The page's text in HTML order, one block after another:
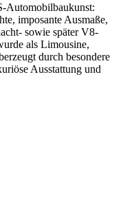
Automobilbaukunst:
imposante Ausmaße,
sowie später V8-
als Limousine,
durch besondere
Ausstattung und